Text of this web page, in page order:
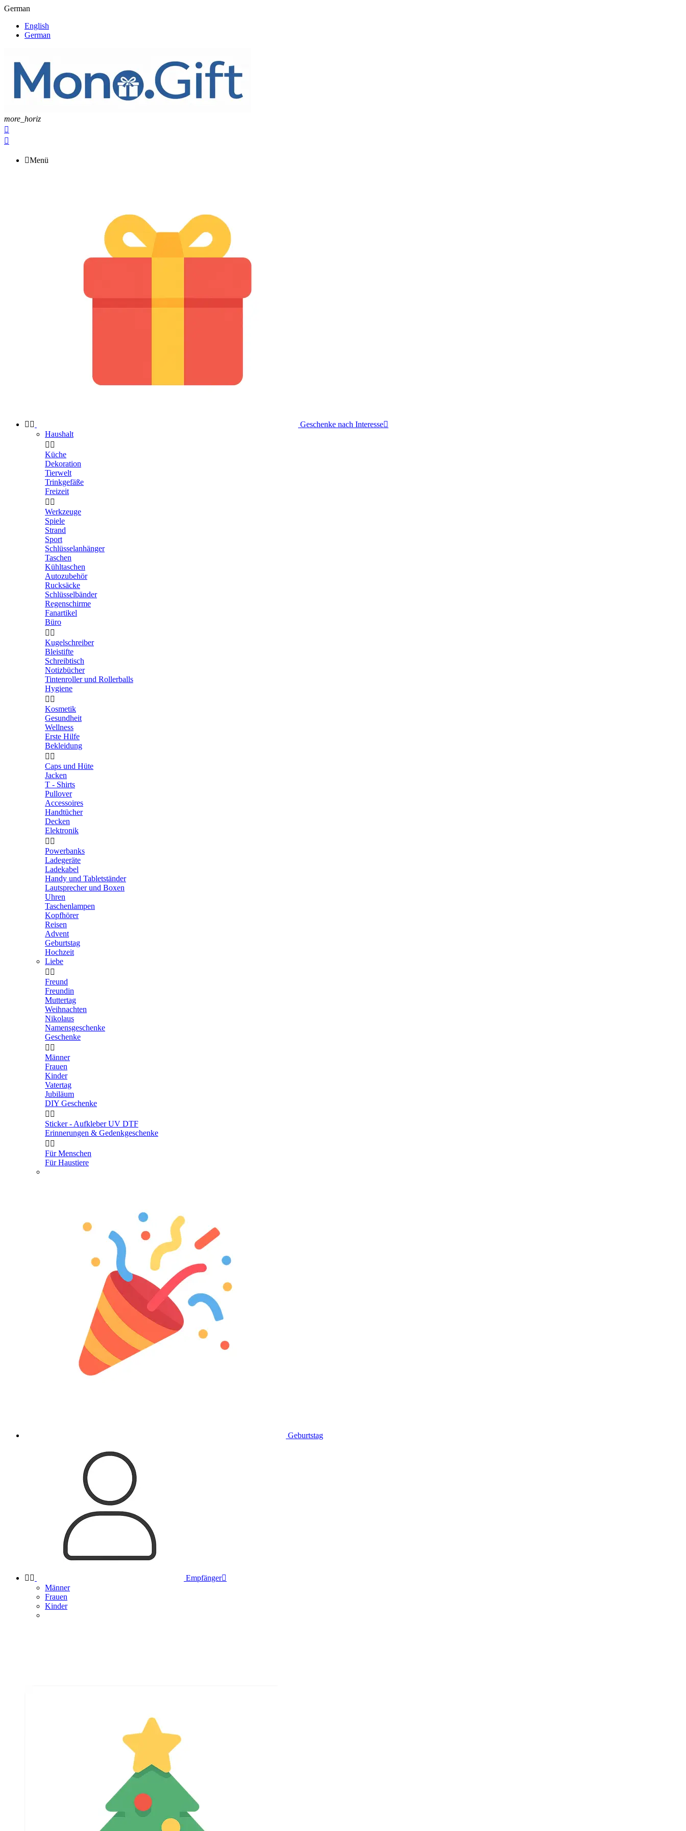
German
English
German
more_horiz


Menü
  Geschenke nach Interesse
Haushalt
 
Küche
Dekoration
Tierwelt
Trinkgefäße
Freizeit
 
Werkzeuge
Spiele
Strand
Sport
Schlüsselanhänger
Taschen
Kühltaschen
Autozubehör
Rucksäcke
Schlüsselbänder
Regenschirme
Fanartikel
Büro
 
Kugelschreiber
Bleistifte
Schreibtisch
Notizbücher
Tintenroller und Rollerballs
Hygiene
 
Kosmetik
Gesundheit
Wellness
Erste Hilfe
Bekleidung
 
Caps und Hüte
Jacken
T - Shirts
Pullover
Accessoires
Handtücher
Decken
Elektronik
 
Powerbanks
Ladegeräte
Ladekabel
Handy und Tabletständer
Lautsprecher und Boxen
Uhren
Taschenlampen
Kopfhörer
Reisen
Advent
Geburtstag
Hochzeit
Liebe
 
Freund
Freundin
Muttertag
Weihnachten
Nikolaus
Namensgeschenke
Geschenke
 
Männer
Frauen
Kinder
Vatertag
Jubiläum
DIY Geschenke
 
Sticker - Aufkleber UV DTF
Erinnerungen & Gedenkgeschenke
 
Für Menschen
Für Haustiere
Geburtstag
  Empfänger
Männer
Frauen
Kinder